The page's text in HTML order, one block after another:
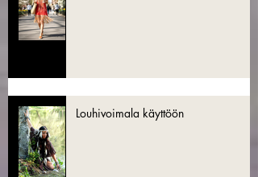
Louhivoimala käyttöön